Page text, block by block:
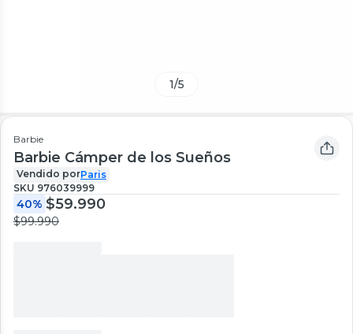
1/5
Barbie
Barbie Cámper de los Sueños
Vendido porParis
SKU 976039999
40% $59.990
$99.990